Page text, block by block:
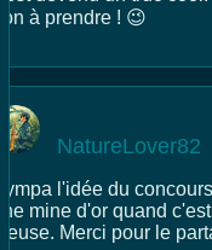
bon à prendre ! 😉
NatureLover82
Sympa l'idée du
une mine d'or quand
creuse. Merci pour le